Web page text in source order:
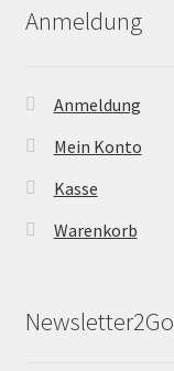
Anmeldung
Anmeldung
Mein Konto
Kasse
Warenkorb
Newsletter2Go